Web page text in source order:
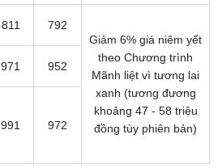
811
792
Giảm 6% giá niêm yết
theo Chương trình
Mãnh liệt vì tương lai
xanh (tương đương
khoảng 47 - 58 triệu
đồng tùy phiên bản)
971 952
991 972